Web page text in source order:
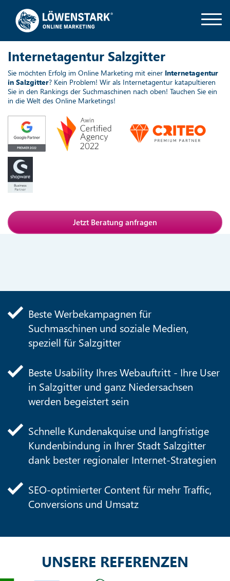
Internetagentur Salzgitter
Sie möchten Erfolg im Online Marketing mit einer Internetagentur
in Salzgitter? Kein Problem! Wir als Internetagentur katapultieren
Sie in den Rankings der Suchmaschinen nach oben! Tauchen Sie ein
in die Welt des Online Marketings!
Jetzt Beratung anfragen
Beste Werbekampagnen für
Suchmaschinen und soziale Medien,
speziell für Salzgitter
Beste Usability Ihres Webauftritt - Ihre User
in Salzgitter und ganz Niedersachsen
werden begeistert sein
Schnelle Kundenakquise und langfristige
Kundenbindung in Ihrer Stadt Salzgitter
dank bester regionaler Internet-Strategien
SEO-optimierter Content für mehr Traffic,
Conversions und Umsatz
UNSERE REFERENZEN